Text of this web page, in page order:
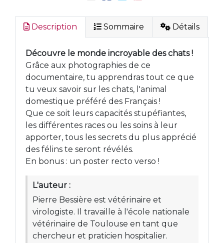
Description Sommaire Détails
Découvre le monde incroyable des chats !
Grâce aux photographies de ce
documentaire, tu apprendras tout ce que
tu veux savoir sur les chats, l'animal
domestique préféré des Français !
Que ce soit leurs capacités stupéfiantes,
les différentes races ou les soins à leur
apporter, tous les secrets du plus apprécié
des félins te seront révélés.
En bonus : un poster recto verso !
L'auteur :
Pierre Bessière est vétérinaire et
virologiste. Il travaille à l'école nationale
vétérinaire de Toulouse en tant que
chercheur et praticien hospitalier.